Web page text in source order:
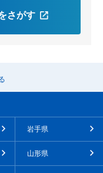
さがす
岩手県
山形県